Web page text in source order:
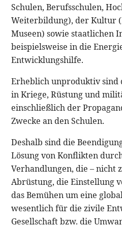
Schulen, Berufsschulen,
Weiterbildung), der Kultur
Museen) sowie staatlichen
beispielsweise in die
Entwicklungshilfe.
Erheblich unproduktiv sind
in Kriege, Rüstung und
einschließlich der
Zwecke an den Schulen.
Deshalb sind die
Lösung von Konflikten
Verhandlungen, die – nicht
Abrüstung, die Einstellung
das Bemühen um eine
wesentlich für die zivile
Gesellschaft bzw. die